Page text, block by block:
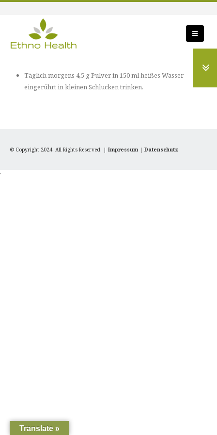
Täglich morgens 4,5 g Pulver in 150 ml heißes Wasser
eingerührt in kleinen Schlucken trinken.
© Copyright 2024. All Rights Reserved. | Impressum | Datenschutz
'
Translate »